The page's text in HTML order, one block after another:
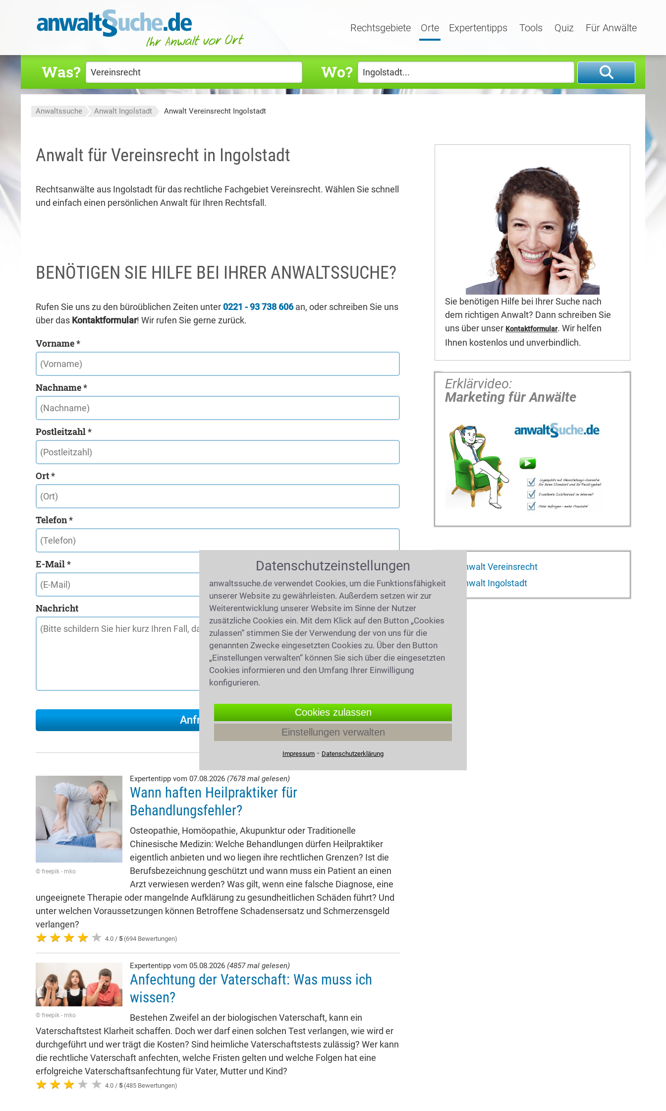
Rechtsgebiete Orte Expertentipps Tools Quiz Für Anwälte
Was? Wo?
Anwaltssuche Anwalt Ingolstadt Anwalt Vereinsrecht Ingolstadt
Anwalt für Vereinsrecht in Ingolstadt
Rechtsanwälte aus Ingolstadt für das rechtliche Fachgebiet Vereinsrecht. Wählen Sie schnell
und einfach einen persönlichen Anwalt für Ihren Rechtsfall.
BENÖTIGEN SIE HILFE BEI IHRER ANWALTSSUCHE?
Rufen Sie uns zu den büroüblichen Zeiten unter 0221 - 93 738 606an, oder schreiben Sie uns
über das Kontaktformular! Wir rufen Sie gerne zurück.
Vorname *
Nachname *
Postleitzahl *
Ort *
Telefon *
E-Mail *
Nachricht
© freepik - mko
Expertentipp vom 07.08.2026 (7678 mal gelesen)
Wann haften Heilpraktiker für
Behandlungsfehler?
Osteopathie, Homöopathie, Akupunktur oder Traditionelle
Chinesische Medizin: Welche Behandlungen dürfen Heilpraktiker
eigentlich anbieten und wo liegen ihre rechtlichen Grenzen? Ist die
Berufsbezeichnung geschützt und wann muss ein Patient an einen
Arzt verwiesen werden? Was gilt, wenn eine falsche Diagnose, eine
ungeeignete Therapie oder mangelnde Aufklärung zu gesundheitlichen Schäden führt? Und
unter welchen Voraussetzungen können Betroffene Schadensersatz und Schmerzensgeld
verlangen?
4.0 / 5(694 Bewertungen)
© freepik - mko
Expertentipp vom 05.08.2026 (4857 mal gelesen)
Anfechtung der Vaterschaft: Was muss ich
wissen?
Bestehen Zweifel an der biologischen Vaterschaft, kann ein
Vaterschaftstest Klarheit schaffen. Doch wer darf einen solchen Test verlangen, wie wird er
durchgeführt und wer trägt die Kosten? Sind heimliche Vaterschaftstests zulässig? Wer kann
die rechtliche Vaterschaft anfechten, welche Fristen gelten und welche Folgen hat eine
erfolgreiche Vaterschaftsanfechtung für Vater, Mutter und Kind?
4.0 / 5(485 Bewertungen)
Sie benötigen Hilfe bei Ihrer Suche nach
dem richtigen Anwalt? Dann schreiben Sie
uns über unser Kontaktformular. Wir helfen
Ihnen kostenlos und unverbindlich.
Erklärvideo:
Marketing für Anwälte
Anwalt Vereinsrecht
Anwalt Ingolstadt
Datenschutzeinstellungen
anwaltssuche.de verwendet Cookies, um die Funktionsfähigkeit
unserer Website zu gewährleisten. Außerdem setzen wir zur
Weiterentwicklung unserer Website im Sinne der Nutzer
zusätzliche Cookies ein. Mit dem Klick auf den Button „Cookies
zulassen“ stimmen Sie der Verwendung der von uns für die
genannten Zwecke eingesetzten Cookies zu. Über den Button
„Einstellungen verwalten“ können Sie sich über die eingesetzten
Cookies informieren und den Umfang Ihrer Einwilligung
konfigurieren.
Cookies zulassen
Einstellungen verwalten
Impressum ⁃ Datenschutzerklärung